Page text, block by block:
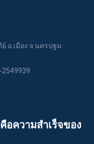
อ.เมือง จ.นครปฐม
อความสําเร็จของ